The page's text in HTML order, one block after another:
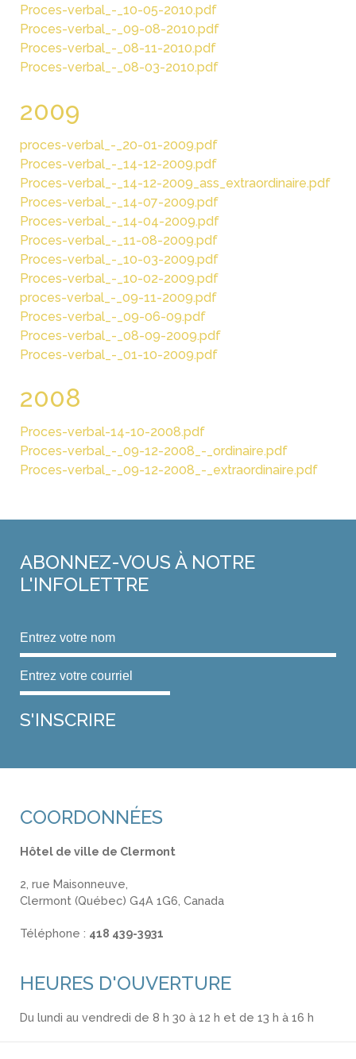
Proces-verbal_-_10-05-2010.pdf
Proces-verbal_-_09-08-2010.pdf
Proces-verbal_-_08-11-2010.pdf
Proces-verbal_-_08-03-2010.pdf
2009
proces-verbal_-_20-01-2009.pdf
Proces-verbal_-_14-12-2009.pdf
Proces-verbal_-_14-12-2009_ass_extraordinaire.pdf
Proces-verbal_-_14-07-2009.pdf
Proces-verbal_-_14-04-2009.pdf
Proces-verbal_-_11-08-2009.pdf
Proces-verbal_-_10-03-2009.pdf
Proces-verbal_-_10-02-2009.pdf
proces-verbal_-_09-11-2009.pdf
Proces-verbal_-_09-06-09.pdf
Proces-verbal_-_08-09-2009.pdf
Proces-verbal_-_01-10-2009.pdf
2008
Proces-verbal-14-10-2008.pdf
Proces-verbal_-_09-12-2008_-_ordinaire.pdf
Proces-verbal_-_09-12-2008_-_extraordinaire.pdf
ABONNEZ-VOUS À NOTRE
L'INFOLETTRE
COORDONNÉES
Hôtel de ville de Clermont
2, rue Maisonneuve,
Clermont (Québec) G4A 1G6, Canada
Téléphone : 418 439-3931
HEURES D'OUVERTURE
Du lundi au vendredi de 8 h 30 à 12 h et de 13 h à 16 h